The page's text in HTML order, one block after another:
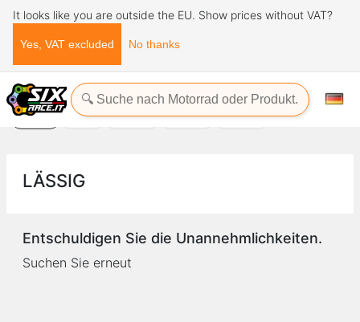
It looks like you are outside the EU. Show prices without VAT?
Yes, VAT excluded No thanks
Startseite ACERBIS Store Lässig
LÄSSIG Lässig Lässig jr. SP-Club Zubehör
LÄSSIG
Entschuldigen Sie die Unannehmlichkeiten.
Suchen Sie erneut